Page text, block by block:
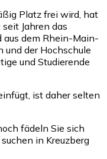
Platz frei wird, hat
Jahren das
aus dem Rhein-Main-
und der Hochschule
und Studierende
ist daher selten
fädeln Sie sich
in Kreuzberg